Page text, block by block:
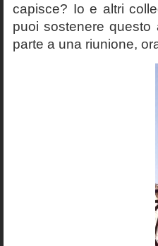
capisce? Io e altri
puoi sostenere
parte a una riunione,